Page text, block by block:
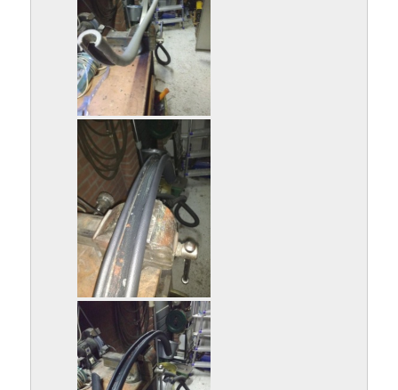
IMG_20181205_160922204.jpg
IMG_20181205_172902053.jpg